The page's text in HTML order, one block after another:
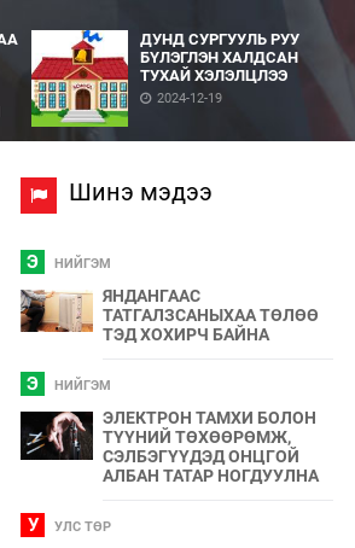
ДУНД СУРГУУЛЬ РУУ
БҮЛЭГЛЭН ХАЛДСАН
ТУХАЙ ХЭЛЭЛЦЛЭЭ
2024-12-19
Шинэ мэдээ
Э НИЙГЭМ
ЯНДАНГААС
ТАТГАЛЗСАНЫХАА ТӨЛӨӨ
ТЭД ХОХИРЧ БАЙНА
Э НИЙГЭМ
ЭЛЕКТРОН ТАМХИ БОЛОН
ТҮҮНИЙ ТӨХӨӨРӨМЖ,
СЭЛБЭГҮҮДЭД ОНЦГОЙ
АЛБАН ТАТАР НОГДУУЛНА
У УЛС ТӨР